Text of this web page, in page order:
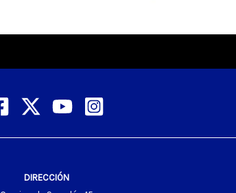
DIRECCIÓN